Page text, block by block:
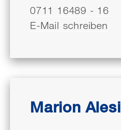
0711 16489 - 16
E-Mail schreiben
Marion Alesi